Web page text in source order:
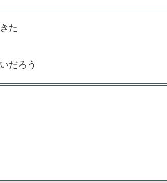
た
だろう